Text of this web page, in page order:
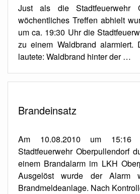
Just als die Stadtfeuerwehr
wöchentliches Treffen abhielt
um ca. 19:30 Uhr die
zu einem Waldbrand alarmiert.
lautete: Waldbrand hinter der …
Brandeinsatz
Am 10.08.2010 um
Stadtfeuerwehr Oberpullendorf
einem Brandalarm im LKH
Ausgelöst wurde der Alarm
Brandmeldeanlage. Nach